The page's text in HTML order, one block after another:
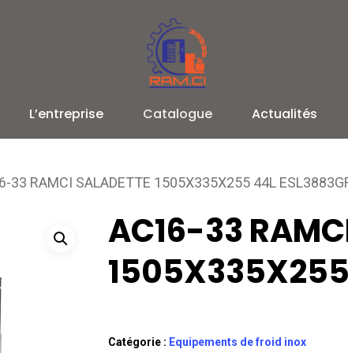
L’entreprise Catalogue Actualités
33 RAMCI SALADETTE 1505X335X255 44L
AC16-33
Catégorie : Equipements de froid inox